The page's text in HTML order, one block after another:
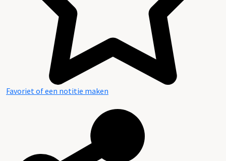
Favoriet of een notitie maken